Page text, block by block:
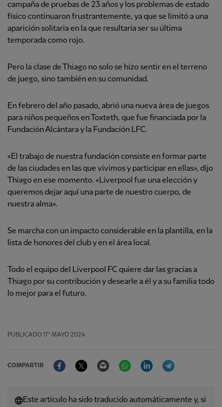
campaña de pruebas de 23 años y los problemas de estado
físico continuaron frustrantemente, ya que se limitó a una
aparición solitaria en la que resultaría ser su última
temporada como rojo.
Pero la clase de Thiago no solo se hizo sentir en el terreno
de juego, sino también en su comunidad.
En febrero del año pasado, abrió una nueva área de juegos
para niños pequeños en Toxteth, que fue financiada por la
Fundación Alcántara y la Fundación LFC.
«El trabajo de nuestra fundación consiste en formar parte
de las ciudades en las que vivimos y participar en ellas», dijo
Thiago en ese momento. «Liverpool fue una elección y
queremos dejar aquí una parte de nuestro cuerpo, de
nuestra alma».
Se marcha con un impacto considerable en la plantilla, en la
lista de honores del club y en el área local.
Todo el equipo del Liverpool FC quiere dar las gracias a
Thiago por su contribución y desearle a él y a su familia todo
lo mejor para el futuro.
PUBLICADO 17º MAYO 2024
COMPARTIR
FacebookTwitter Email WhatsAppLinkedIn
Este artículo ha sido traducido automáticamente y, si